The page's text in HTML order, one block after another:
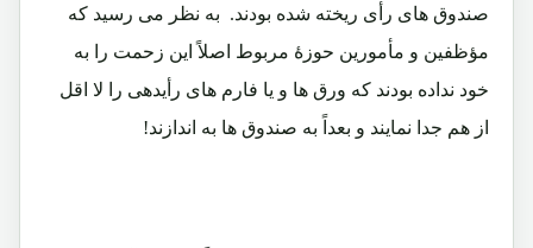
صندوق های رأی ریخته شده بودند. به نظر می رسید که
مؤظفین و مأمورین حوزۀ مربوط اصلاً این زحمت را به
خود نداده بودند که ورق ها و یا فارم های رأیدهی را لا اقل
از هم جدا نمایند و بعداً به صندوق ها به اندازند!